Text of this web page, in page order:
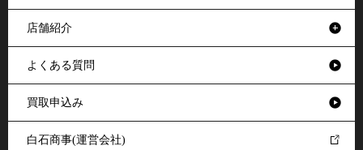
店舗紹介
よくある質問
買取申込み
白石商事(運営会社)